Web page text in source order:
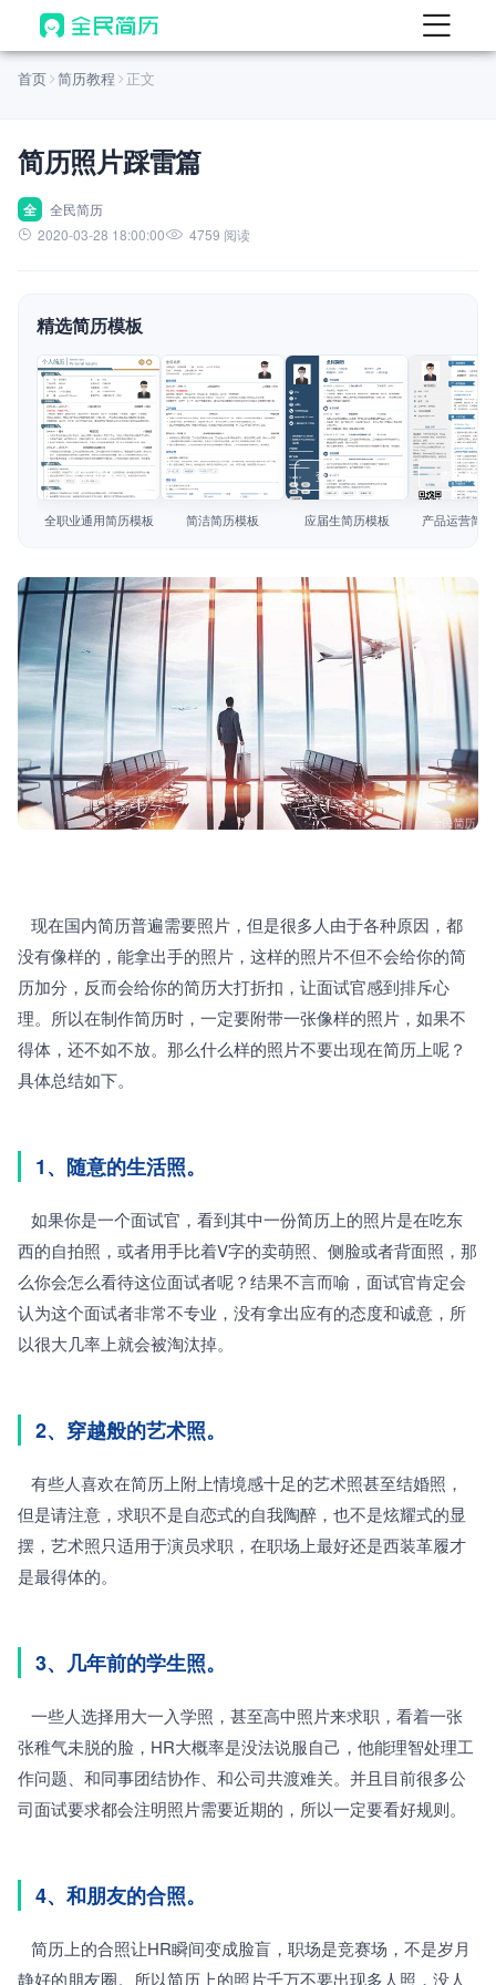
首页
AI 生成简历
AI 优化简历
AI 翻译简历
AI 模拟面试
面试自我介绍
AI 职场工具 New
简历模板
简历教程
首页 简历教程 正文
简历照片踩雷篇
全
全民简历
2020-03-28 18:00:00
4759 阅读
精选简历模板
查看模板
全职业通用简历模板
查看模板
简洁简历模板
查看模板
应届生简历模板
查看模板
产品运营简
没有像样的，能拿出手的照片，这样的照片不但不会给你的简
历加分，反而会给你的简历大打折扣，让面试官感到排斥心
理。所以在制作简历时，一定要附带一张像样的照片，如果不
得体，还不如不放。那么什么样的照片不要出现在简历上呢？
具体总结如下。
1、随意的生活照。
西的自拍照，或者用手比着V字的卖萌照、侧脸或者背面照，那
么你会怎么看待这位面试者呢？结果不言而喻，面试官肯定会
认为这个面试者非常不专业，没有拿出应有的态度和诚意，所
以很大几率上就会被淘汰掉。
2、穿越般的艺术照。
但是请注意，求职不是自恋式的自我陶醉，也不是炫耀式的显
摆，艺术照只适用于演员求职，在职场上最好还是西装革履才
是最得体的。
3、几年前的学生照。
张稚气未脱的脸，HR大概率是没法说服自己，他能理智处理工
作问题、和同事团结协作、和公司共渡难关。并且目前很多公
司面试要求都会注明照片需要近期的，所以一定要看好规则。
4、和朋友的合照。
静好的朋友圈。所以简历上的照片千万不要出现多人照，没人